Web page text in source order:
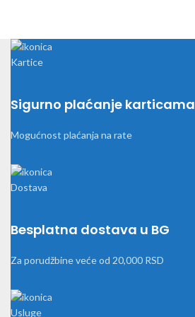
Sigurno plaćanje karticama
Mogućnost plaćanja na rate
Besplatna dostava u BG
Za porudžbine veće od 20,000 RSD